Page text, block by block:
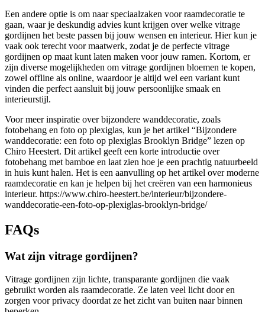
Een andere optie is om naar speciaalzaken voor raamdecoratie te
gaan, waar je deskundig advies kunt krijgen over welke vitrage
gordijnen het beste passen bij jouw wensen en interieur. Hier kun je
vaak ook terecht voor maatwerk, zodat je de perfecte vitrage
gordijnen op maat kunt laten maken voor jouw ramen. Kortom, er
zijn diverse mogelijkheden om vitrage gordijnen bloemen te kopen,
zowel offline als online, waardoor je altijd wel een variant kunt
vinden die perfect aansluit bij jouw persoonlijke smaak en
interieurstijl.
Voor meer inspiratie over bijzondere wanddecoratie, zoals
fotobehang en foto op plexiglas, kun je het artikel “Bijzondere
wanddecoratie: een foto op plexiglas Brooklyn Bridge” lezen op
Chiro Heestert. Dit artikel geeft een korte introductie over
fotobehang met bamboe en laat zien hoe je een prachtig natuurbeeld
in huis kunt halen. Het is een aanvulling op het artikel over moderne
raamdecoratie en kan je helpen bij het creëren van een harmonieus
interieur. https://www.chiro-heestert.be/interieur/bijzondere-
wanddecoratie-een-foto-op-plexiglas-brooklyn-bridge/
FAQs
Wat zijn vitrage gordijnen?
Vitrage gordijnen zijn lichte, transparante gordijnen die vaak
gebruikt worden als raamdecoratie. Ze laten veel licht door en
zorgen voor privacy doordat ze het zicht van buiten naar binnen